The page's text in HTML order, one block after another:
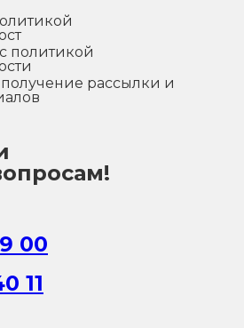
политикой
рассылки и
00
11